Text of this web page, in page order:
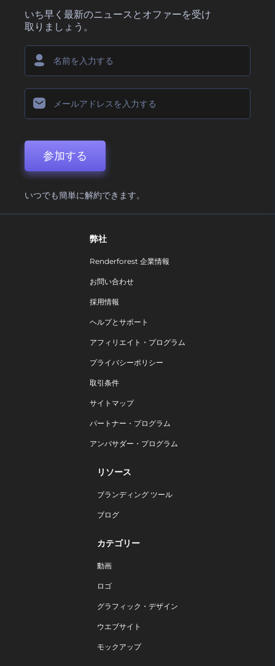
いち早く最新のニュースとオファーを受け
取りましょう。
参加する
いつでも簡単に解約できます。
弊社
Renderforest 企業情報
お問い合わせ
採用情報
ヘルプとサポート
アフィリエイト・プログラム
プライバシーポリシー
取引条件
サイトマップ
パートナー・プログラム
アンバサダー・プログラム
リソース
ブランディング ツール
ブログ
カテゴリー
動画
ロゴ
グラフィック・デザイン
ウエブサイト
モックアップ